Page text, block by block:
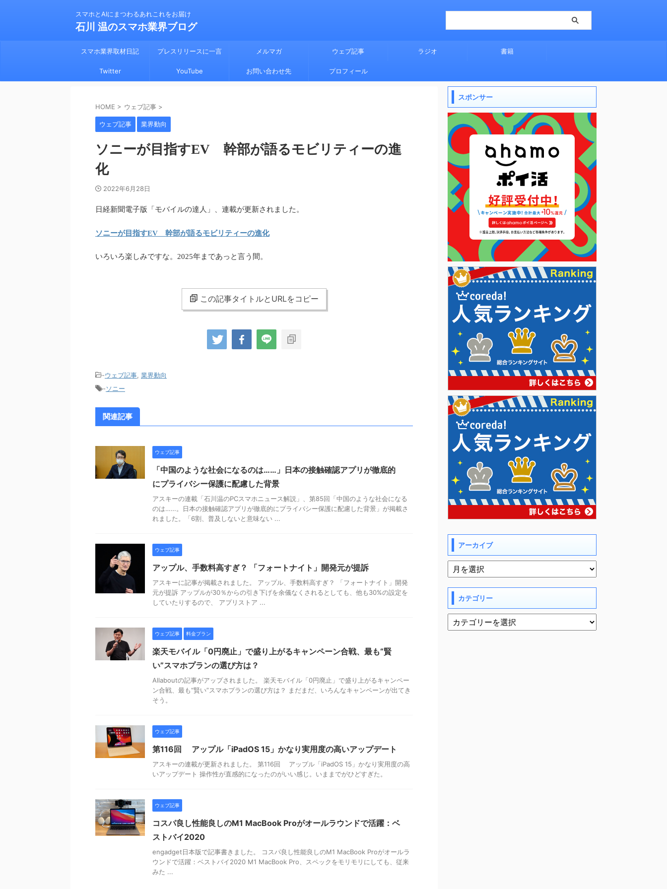
スマホとAIにまつわるあれこれをお届け
石川 温のスマホ業界ブログ
スマホ業界取材日記 プレスリリースに一言 メルマガ ウェブ記事 ラジオ 書籍
Twitter YouTube お問い合わせ先 プロフィール
HOME > ウェブ記事 >
ウェブ記事 業界動向
ソニーが目指すEV 幹部が語るモビリティーの進
化
2022年6月28日
日経新聞電子版「モバイルの達人」、連載が更新されました。
ソニーが目指すEV 幹部が語るモビリティーの進化
いろいろ楽しみですな。2025年まであっと言う間。
この記事タイトルとURLをコピー
-ウェブ記事 業界動向
-ソニー
関連記事
ウェブ記事
「中国のような社会になるのは……」日本の接触確認アプリが徹底的
にプライバシー保護に配慮した背景
アスキーの連載「石川温のPCスマホニュース解説」、第85回「中国のような社会になる
のは……。日本の接触確認アプリが徹底的にプライバシー保護に配慮した背景」が掲載さ
れました。「6割、普及しないと意味ない ...
ウェブ記事
アップル、手数料高すぎ？ 「フォートナイト」開発元が提訴
アスキーに記事が掲載されました。 アップル、手数料高すぎ？ 「フォートナイト」開発
元が提訴 アップルが30％からの引き下げを余儀なくされるとしても、他も30%の設定を
していたりするので、 アプリストア ...
ウェブ記事 料金プラン
楽天モバイル「0円廃止」で盛り上がるキャンペーン合戦、最も“賢
い”スマホプランの選び方は？
Allaboutの記事がアップされました。 楽天モバイル「0円廃止」で盛り上がるキャンペー
ン合戦、最も“賢い”スマホプランの選び方は？ まだまだ、いろんなキャンペーンが出てき
そう。
ウェブ記事
第116回 アップル「iPadOS 15」かなり実用度の高いアップデート
アスキーの連載が更新されました。 第116回 アップル「iPadOS 15」かなり実用度の高
いアップデート 操作性が直感的になったのがいい感じ。いままでがひどすぎた。
ウェブ記事
コスパ良し性能良しのM1 MacBook Proがオールラウンドで活躍：ベ
ストバイ2020
engadget日本版で記事書きました。 コスパ良し性能良しのM1 MacBook Proがオールラ
ウンドで活躍：ベストバイ2020 M1 MacBook Pro、スペックをモリモリにしても、従来
みた ...
スポンサー
アーカイブ
カテゴリー